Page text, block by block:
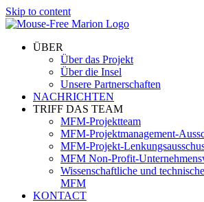
Skip to content
ÜBER
Über das Projekt
Über die Insel
Unsere Partnerschaften
NACHRICHTEN
TRIFF DAS TEAM
MFM-Projektteam
MFM-Projektmanagement-
MFM-Projekt-
MFM Non-Profit-
Wissenschaftliche und
MFM
KONTACT